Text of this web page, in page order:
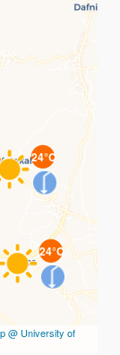
24°C
24°C
@ University of